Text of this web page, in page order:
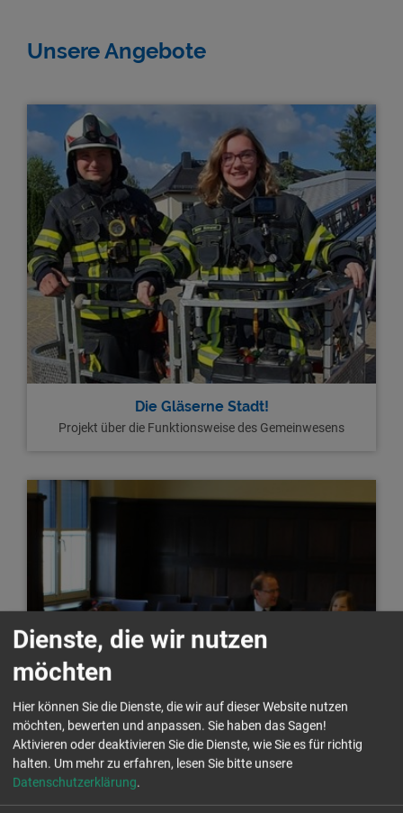
Unsere Angebote
Die Gläserne Stadt!
Projekt über die Funktionsweise des Gemeinwesens
Planspiel "Stadtrat"
Kinder lernen wie Entscheidungen im Stadtrat getroffen
Dienste, die wir nutzen
möchten
Hier können Sie die Dienste, die wir auf dieser Website nutzen
möchten, bewerten und anpassen. Sie haben das Sagen!
Aktivieren oder deaktivieren Sie die Dienste, wie Sie es für richtig
halten. Um mehr zu erfahren, lesen Sie bitte unsere
Datenschutzerklärung.